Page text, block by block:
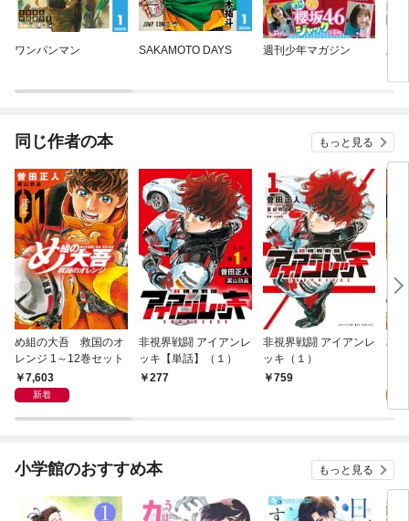
ワンパンマン SAKAMOTO DAYS 週刊少年マガジン
新
ア
同じ作者の本 もっと見る
め組の大吾 救国のオ
レンジ 1～12巻セット
7,603
新着
非視界戦闘 アイアンレ
ッキ【単話】（１）
277
非視界戦闘 アイアンレ
ッキ（１）
759
め
小学館のおすすめ本 もっと見る